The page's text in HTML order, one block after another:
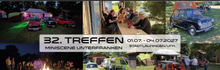
Zum
Inhalt
springen